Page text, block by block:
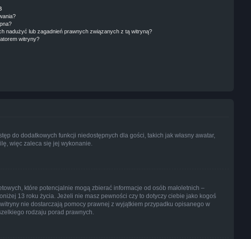
nadużyć lub zagadnień prawnych związanych z tą witryną?
witryny?
do dodatkowych funkcji niedostępnych dla gości, takich jak własny awatar,
więc zaleca się jej wykonanie.
które potencjalnie mogą zbierać informacje od osób małoletnich –
13 roku życia. Jeżeli nie masz pewności czy to dotyczy ciebie jako kogoś
nie dostarczają pomocy prawnej z wyjątkiem przypadku opisanego w
rodzaju porad prawnych.